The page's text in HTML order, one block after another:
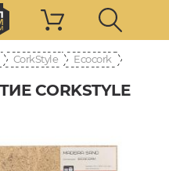
CorkStyle Ecocork
CORKSTYLE